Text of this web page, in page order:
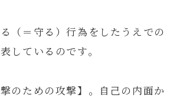
（＝守る）行為をしたうえでの
しているのです。
ための攻撃】。自己の内面か